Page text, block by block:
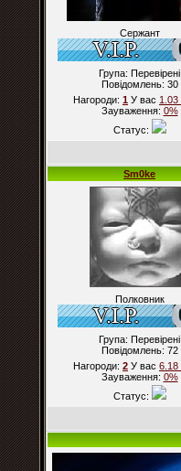
Сержант
Група: Перевірені
Повідомлень: 30
Нагороди: 1 У вас 1.03
Зауваження: 0%
Статус:
Sm0ke
Полковник
Група: Перевірені
Повідомлень: 72
Нагороди: 2 У вас 6.18
Зауваження: 0%
Статус: